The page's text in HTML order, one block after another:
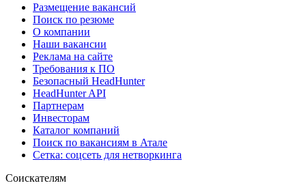
Размещение вакансий
Поиск по резюме
О компании
Наши вакансии
Реклама на сайте
Требования к ПО
Безопасный HeadHunter
HeadHunter API
Партнерам
Инвесторам
Каталог компаний
Поиск по вакансиям в Атале
Сетка: соцсеть для нетворкинга
Соискателям